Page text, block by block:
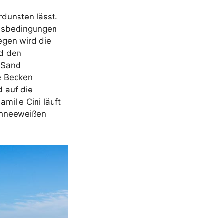
lässt.
wird die
den
Becken
auf die
Cini läuft